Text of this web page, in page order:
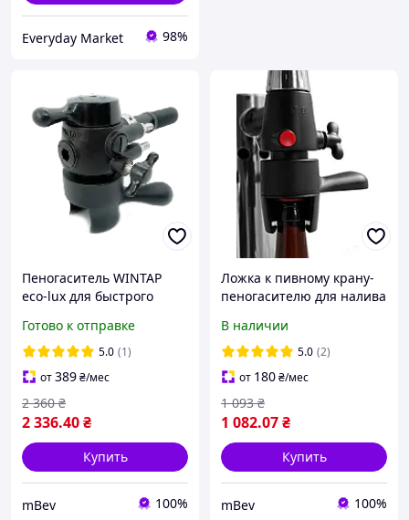
Everyday Market 98%
Пеногаситель WINTAP
eco-lux для быстрого
бутылки
Готово к отправке
5.0 (1)
от389₴/мес
2 336.40₴
2 360 ₴
Купить
mBev 100%
Ложка к пивному крану-
пеногасителю для налива
кроненпробку
В наличии
5.0 (2)
от 180₴/мес
1 082.07₴
1 093 ₴
Купить
mBev 100%